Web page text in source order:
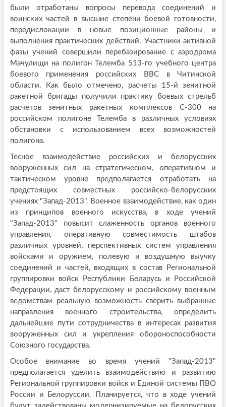
были отработаны вопросы перевода соединений и
воинских частей в высшие степени боевой готовности,
передислокации в новые позиционные районы и
выполнения практических действий. Участники активной
фазы учений совершили перебазирование с аэродрома
Мачулищи на полигон Телемба 513-го учебного центра
боевого применения российских ВВС в Читинской
области. Как было отмечено, расчеты 15-й зенитной
ракетной бригады получили практику боевых стрельб
расчетов зенитных ракетных комплексов С-300 на
российском полигоне Телемба в различных условиях
обстановки с использованием всех возможностей
полигона.
Тесное взаимодействие российских и белорусских
вооруженных сил на стратегическом, оперативном и
тактическом уровне предполагается отработать на
предстоящих совместных российско-белорусских
учениях "Запад-2013". Военное взаимодействие, как один
из принципов военного искусства, в ходе учений
"Запад-2013" повысит слаженность органов военного
управления, оперативную совместимость штабов
различных уровней, перспективных систем управления
войсками и оружием, полевую и воздушную выучку
соединений и частей, входящих в состав Региональной
группировки войск Республики Беларусь и Российской
Федерации, даст белорусскому и российскому военным
ведомствам реальную возможность сверить выбранные
направления военного строительства, определить
дальнейшие пути сотрудничества в интересах развития
вооруженных сил и укрепления обороноспособности
Союзного государства.
Особое внимание во время учений "Запад-2013"
предполагается уделить взаимодействию и развитию
Региональной группировки войск и Единой системы ПВО
России и Белоруссии. Планируется, что в ходе учений